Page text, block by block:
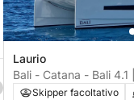
Laurio
Bali - Catana - Bali
Skipper facoltativo